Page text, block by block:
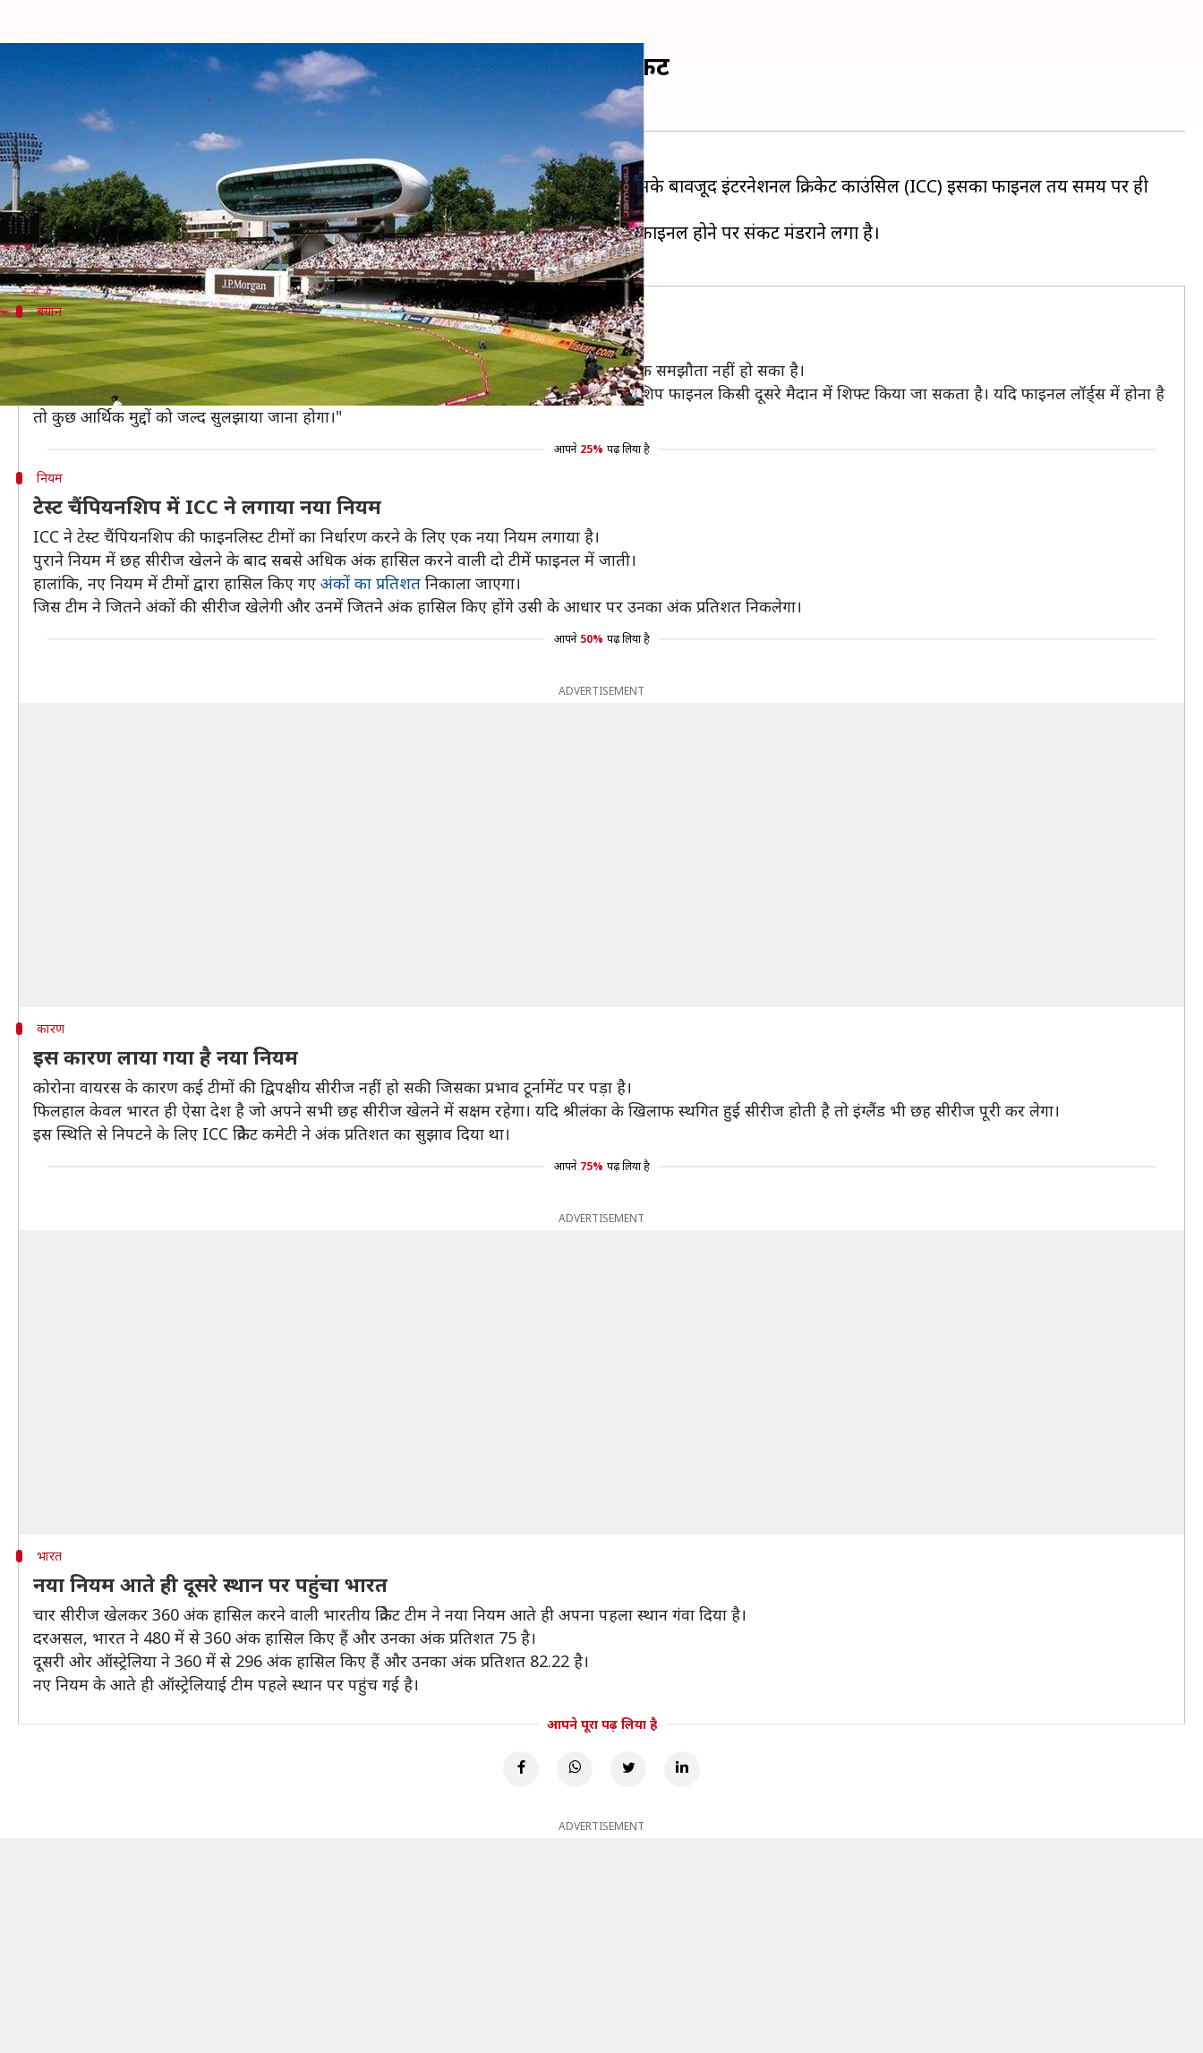
वर्ल्ड टेस्ट चैंपियनशिप: लॉर्ड्स में फाइनल होने पर मंडरा रहा है संकट
क्या है खबर?
कोरोना वायरस के कारण पिछले साल शुरु हुई वर्ल्ड टेस्ट चैंपियनशिप काफी ज्यादा प्रभावित हुई है। इसके बावजूद इंटरनेशनल क्रिकेट काउंसिल (ICC) इसका फाइनल तय समय पर ही
कराने के लिए तैयार है।
टेस्ट चैंपियनशिप का फाइनल लॉर्ड्स में खेला जाना है, लेकिनANIकी रिपोर्ट के मुताबिक लॉर्ड्स में फाइनल होने पर संकट मंडराने लगा है।
बयान
जल्द सुलझाना होगा आर्थिक मुद्दा- सूत्र
ANIके मुताबिक इंटरनेशनल क्रिकेट काउंसिल (ICC) और इंग्लिश एंड वेल्श क्रिकेट बोर्ड (ECB) के बीच आर्थिक समझौता नहीं हो सका है।
सूत्रों ने बताया, "हम देख सकते हैं कि 10 से 14 जून तक लॉर्ड्स में खेले जाने के लिए शेड्यूल टेस्ट चैंपियनशिप फाइनल किसी दूसरे मैदान में शिफ्ट किया जा सकता है। यदि फाइनल लॉर्ड्स में होना है
तो कुछ आर्थिक मुद्दों को जल्द सुलझाया जाना होगा।"
आपने 25% पढ़ लिया है
नियम
टेस्ट चैंपियनशिप में ICC ने लगाया नया नियम
ICC ने टेस्ट चैंपियनशिप की फाइनलिस्ट टीमों का निर्धारण करने के लिए एक नया नियम लगाया है।
पुराने नियम में छह सीरीज खेलने के बाद सबसे अधिक अंक हासिल करने वाली दो टीमें फाइनल में जाती।
हालांकि, नए नियम में टीमों द्वारा हासिल किए गए अंकों का प्रतिशत निकाला जाएगा।
जिस टीम ने जितने अंकों की सीरीज खेलेगी और उनमें जितने अंक हासिल किए होंगे उसी के आधार पर उनका अंक प्रतिशत निकलेगा।
आपने 50% पढ़ लिया है
ADVERTISEMENT
कारण
इस कारण लाया गया है नया नियम
कोरोना वायरस के कारण कई टीमों की द्विपक्षीय सीरीज नहीं हो सकी जिसका प्रभाव टूर्नामेंट पर पड़ा है।
फिलहाल केवल भारत ही ऐसा देश है जो अपने सभी छह सीरीज खेलने में सक्षम रहेगा। यदि श्रीलंका के खिलाफ स्थगित हुई सीरीज होती है तो इंग्लैंड भी छह सीरीज पूरी कर लेगा।
इस स्थिति से निपटने के लिए ICC क्रिकेट कमेटी ने अंक प्रतिशत का सुझाव दिया था।
आपने 75% पढ़ लिया है
ADVERTISEMENT
भारत
नया नियम आते ही दूसरे स्थान पर पहुंचा भारत
चार सीरीज खेलकर 360 अंक हासिल करने वाली भारतीय क्रिकेट टीम ने नया नियम आते ही अपना पहला स्थान गंवा दिया है।
दरअसल, भारत ने 480 में से 360 अंक हासिल किए हैं और उनका अंक प्रतिशत 75 है।
दूसरी ओर ऑस्ट्रेलिया ने 360 में से 296 अंक हासिल किए हैं और उनका अंक प्रतिशत 82.22 है।
नए नियम के आते ही ऑस्ट्रेलियाई टीम पहले स्थान पर पहुंच गई है।
आपने पूरा पढ़ लिया है
ADVERTISEMENT